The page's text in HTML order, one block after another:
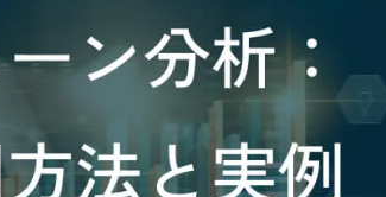
コンサルタ
採用情報
お問い合わせ